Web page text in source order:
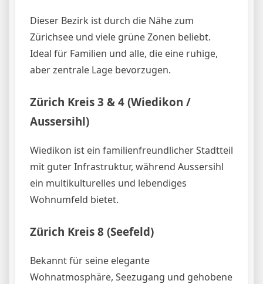
Dieser Bezirk ist durch die Nähe zum
Zürichsee und viele grüne Zonen beliebt.
Ideal für Familien und alle, die eine ruhige,
aber zentrale Lage bevorzugen.
Zürich Kreis 3 & 4 (Wiedikon /
Aussersihl)
Wiedikon ist ein familienfreundlicher Stadtteil
mit guter Infrastruktur, während Aussersihl
ein multikulturelles und lebendiges
Wohnumfeld bietet.
Zürich Kreis 8 (Seefeld)
Bekannt für seine elegante
Wohnatmosphäre, Seezugang und gehobene